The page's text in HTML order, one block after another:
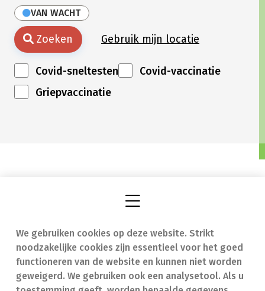
We gebruiken cookies op deze website. Strikt
noodzakelijke cookies zijn essentieel voor het goed
functioneren van de website en kunnen niet worden
geweigerd. We gebruiken ook een analysetool. Als u
VAN WACHT
Zoeken Gebruik mijn locatie
Covid-sneltesten
Covid-vaccinatie
Griepvaccinatie
Vind een apotheek
Onze expertise
Ziekten
In geval van nood
Contact
Veelgestelde vragen